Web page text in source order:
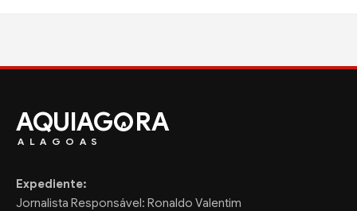
AQUIAG RA
ALAGOAS
Expediente:
Jornalista Responsável: Ronaldo Valentim